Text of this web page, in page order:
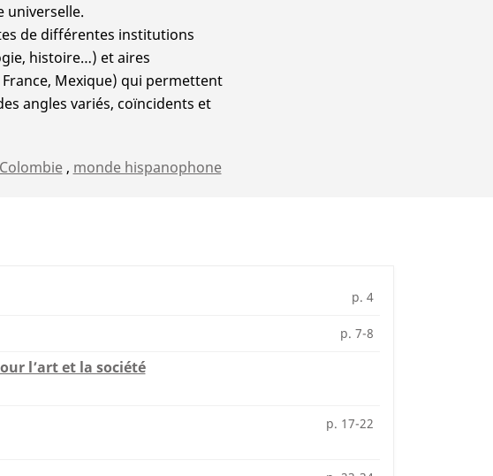
universelle.
de différentes institutions
histoire…) et aires
Mexique) qui permettent
angles variés, coïncidents et
Colombie, monde hispanophone
p. 4
p. 7-8
l’art et la société
p. 17-22